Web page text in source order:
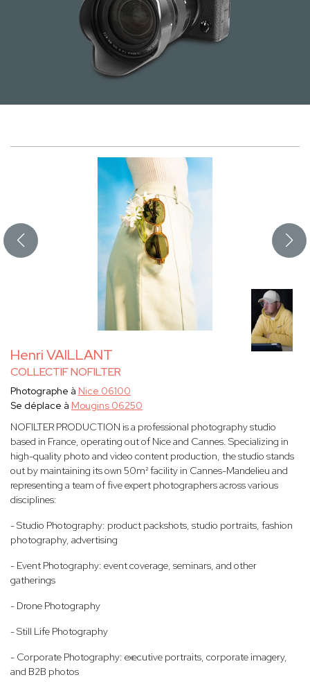
Henri VAILLANT
COLLECTIF NOFILTER
Photographe à Nice 06100
Se déplace à Mougins 06250
NOFILTER PRODUCTION is a professional photography studio
based in France, operating out of Nice and Cannes. Specializing in
high-quality photo and video content production, the studio stands
out by maintaining its own 50m² facility in Cannes-Mandelieu and
representing a team of five expert photographers across various
disciplines:
- Studio Photography: product packshots, studio portraits, fashion
photography, advertising
- Event Photography: event coverage, seminars, and other
gatherings
- Drone Photography
- Still Life Photography
- Corporate Photography: executive portraits, corporate imagery,
and B2B photos